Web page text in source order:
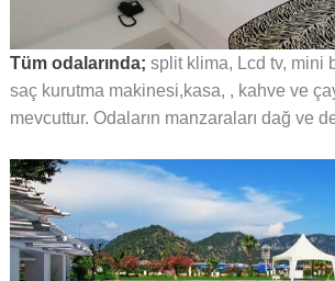
Tüm odalarında; split klima, Lcd tv, mini
saç kurutma makinesi,kasa, , kahve ve
mevcuttur. Odaların manzaraları dağ ve